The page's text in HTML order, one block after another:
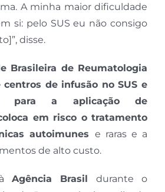
A minha maior dificuldade
si: pelo SUS eu não consigo
disse.
Brasileira de Reumatologia
centros de infusão no SUS e
para a aplicação de
em risco o tratamento
autoimunes e raras e a
de alto custo.
Agência Brasil durante o